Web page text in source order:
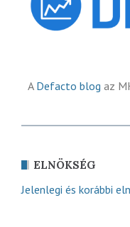
A Defacto blog az
ELNÖKSÉG
Jelenlegi és korábbi